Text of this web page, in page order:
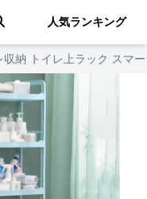
人気ランキング
収納 トイレ上ラック スマ